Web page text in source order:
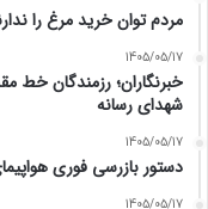
مردم توان خرید مرغ را
1405/05/17
خبرنگاران؛ رزمندگان خط
شهدای رسانه
1405/05/17
دستور بازرسی فوری هواپیمای بوئینگ
1405/05/17